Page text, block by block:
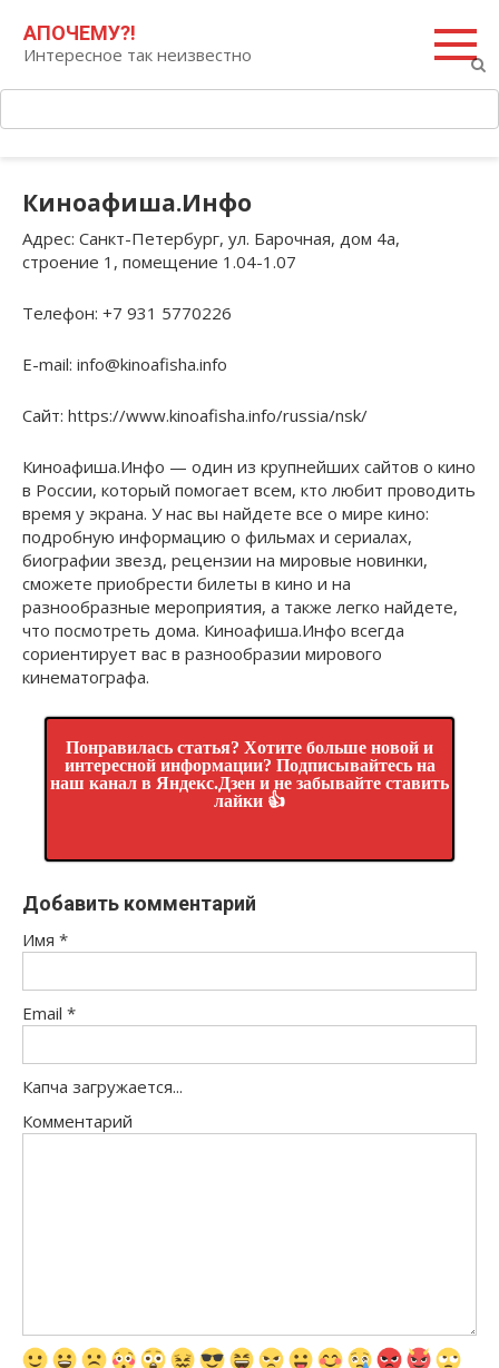
контенту
АПОЧЕМУ?!
Интересное так неизвестно
Киноафиша.Инфо
Адрес: Санкт-Петербург, ул. Барочная, дом 4а,
строение 1, помещение 1.04-1.07
Телефон: +7 931 5770226
E-mail: info@kinoafisha.info
Сайт: https://www.kinoafisha.info/russia/nsk/
Киноафиша.Инфо — один из крупнейших сайтов о кино
в России, который помогает всем, кто любит проводить
время у экрана. У нас вы найдете все о мире кино:
подробную информацию о фильмах и сериалах,
биографии звезд, рецензии на мировые новинки,
сможете приобрести билеты в кино и на
разнообразные мероприятия, а также легко найдете,
что посмотреть дома. Киноафиша.Инфо всегда
сориентирует вас в разнообразии мирового
кинематографа.
Понравилась статья? Хотите больше новой и
интересной информации? Подписывайтесь на
наш канал в Яндекс.Дзен и не забывайте ставить
лайки 👍
Добавить комментарий
Имя *
Email *
Капча загружается...
Комментарий